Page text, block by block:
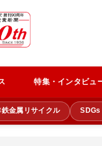
特集・インタビュ
金属リサイクル SDGs